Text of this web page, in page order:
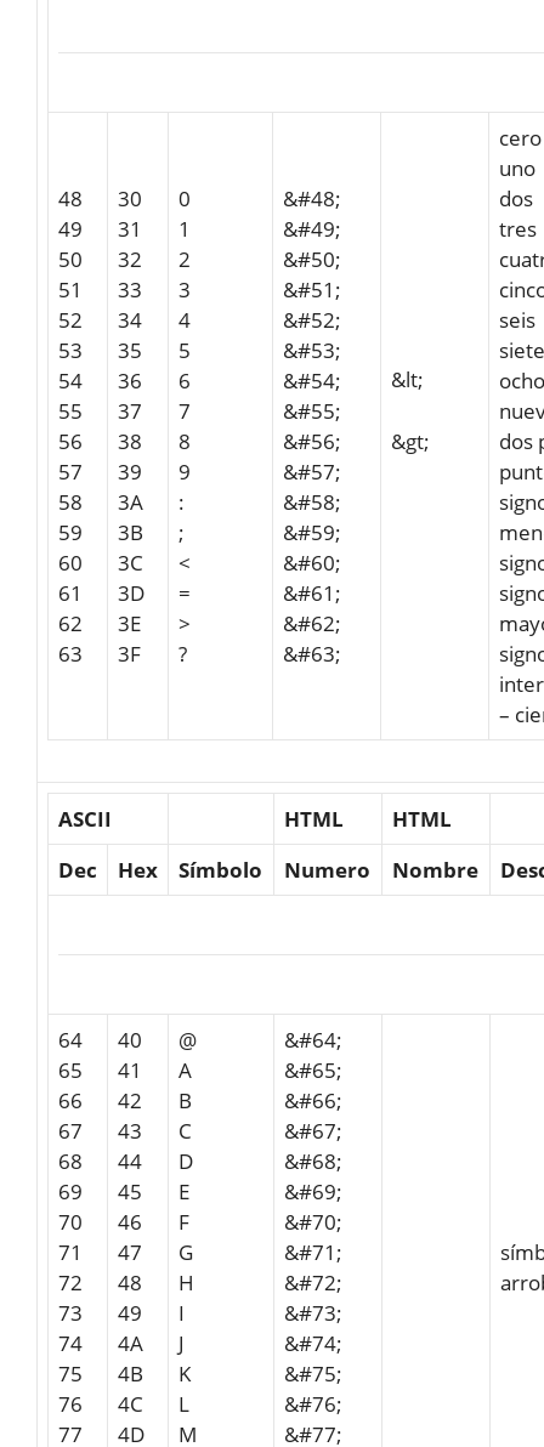
48
49
50
51
52
53
54
55
56
57
58
59
60
61
62
63
30
31
32
33
34
35
36
37
38
39
3A
3B
3C
3D
3E
3F
0
1
2
3
4
5
6
7
8
9
:
;
<
=
>
?
&#48;
&#49;
&#50;
&#51;
&#52;
&#53;
&#54;
&#55;
&#56;
&#57;
&#58;
&#59;
&#60;
&#61;
&#62;
&#63;
&lt;
&gt;
cero
uno
dos
tres
seis
siete
ocho
dos
–
ASCII HTML
HTML
Dec
Hex Símbolo Numero Nombre
64
65
66
67
68
69
70
71
72
73
74
75
76
77
40
41
42
43
44
45
46
47
48
49
4A
4B
4C
4D
@
A
B
C
D
E
F
G
H
I
J
K
L
M
&#64;
&#65;
&#66;
&#67;
&#68;
&#69;
&#70;
&#71;
&#72;
&#73;
&#74;
&#75;
&#76;
&#77;